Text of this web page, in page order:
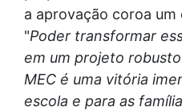
a aprovação coroa
"Poder transformar
em um projeto
MEC é uma vitória
escola e para as